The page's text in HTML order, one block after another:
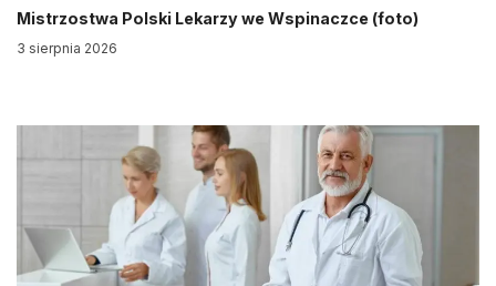
Mistrzostwa Polski Lekarzy we Wspinaczce (foto)
3 sierpnia 2026